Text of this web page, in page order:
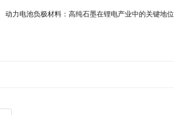
动力电池负极材料：高纯石墨在锂电产业中的关键地位